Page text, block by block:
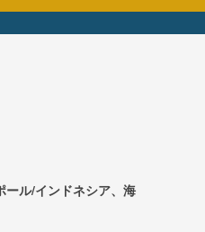
ール/インドネシア、海